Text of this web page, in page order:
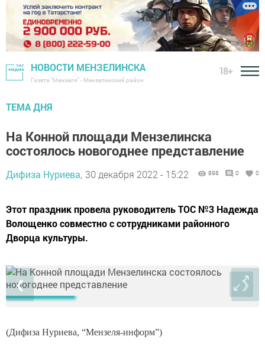
НОВОСТИ МЕНЗЕЛИНСКА
Газета "Мензеля" - Мензелинский район
18+
ТЕМА ДНЯ
На Конной площади Мензелинска
состоялось новогоднее представление
Дифиза Нуриева, 30 декабря 2022 - 15:22 898 0 0
Этот праздник провела руководитель ТОС №3 Надежда
Волощенко совместно с сотрудниками районного
Дворца культуры.
❮ ❯
(Дифиза Нуриева, “Мензеля-информ”)